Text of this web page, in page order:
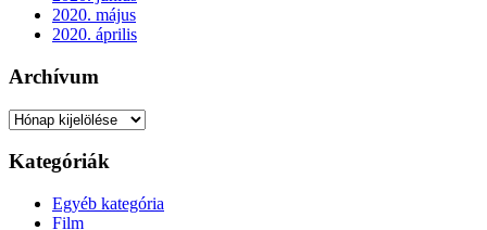
2020. május
2020. április
Archívum
Archívum
Kategóriák
Egyéb kategória
Film